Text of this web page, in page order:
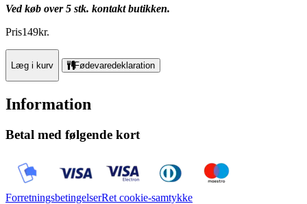
Ved køb over 5 stk. kontakt butikken.
Pris149kr.
Læg i kurv Fødevaredeklaration
Information
Betal med følgende kort
ForretningsbetingelserRet cookie-samtykke